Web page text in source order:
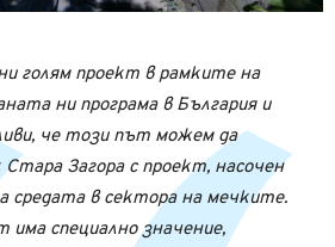
голям проект в рамките на
ни програма в България и
че този път можем да
Стара Загора с проект, насочен
средата в сектора на мечките.
има специално значение,